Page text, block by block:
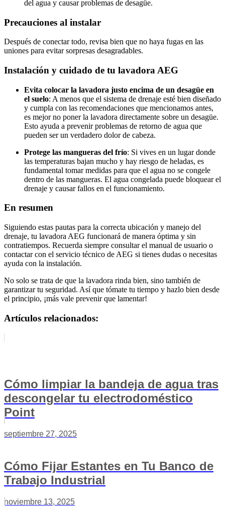
del agua y causar problemas de desagüe.
Precauciones al instalar
Después de conectar todo, revisa bien que no haya fugas en las
uniones para evitar sorpresas desagradables.
Instalación y cuidado de tu lavadora AEG
Evita colocar la lavadora justo encima de un desagüe en
el suelo: A menos que el sistema de drenaje esté bien diseñado
y cumpla con las recomendaciones que mencionamos antes,
es mejor no poner la lavadora directamente sobre un desagüe.
Esto ayuda a prevenir problemas de retorno de agua que
pueden ser un verdadero dolor de cabeza.
Protege las mangueras del frío: Si vives en un lugar donde
las temperaturas bajan mucho y hay riesgo de heladas, es
fundamental tomar medidas para que el agua no se congele
dentro de las mangueras. El agua congelada puede bloquear el
drenaje y causar fallos en el funcionamiento.
En resumen
Siguiendo estas pautas para la correcta ubicación y manejo del
drenaje, tu lavadora AEG funcionará de manera óptima y sin
contratiempos. Recuerda siempre consultar el manual de usuario o
contactar con el servicio técnico de AEG si tienes dudas o necesitas
ayuda con la instalación.
No solo se trata de que la lavadora rinda bien, sino también de
garantizar tu seguridad. Así que tómate tu tiempo y hazlo bien desde
el principio, ¡más vale prevenir que lamentar!
Artículos relacionados:
Cómo limpiar la bandeja de agua tras
descongelar tu electrodoméstico
Point
septiembre 27, 2025
Cómo Fijar Estantes en Tu Banco de
Trabajo Industrial
noviembre 13, 2025